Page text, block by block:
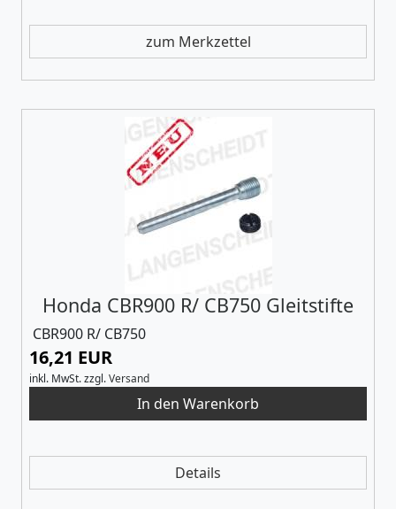
zum Merkzettel
Honda CBR900 R/ CB750 Gleitstifte
CBR900 R/ CB750
16,21 EUR
inkl. MwSt.zzgl.Versand
Details